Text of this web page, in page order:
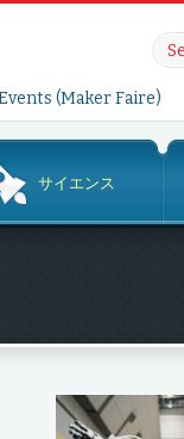
(Maker Faire)
サイエンス